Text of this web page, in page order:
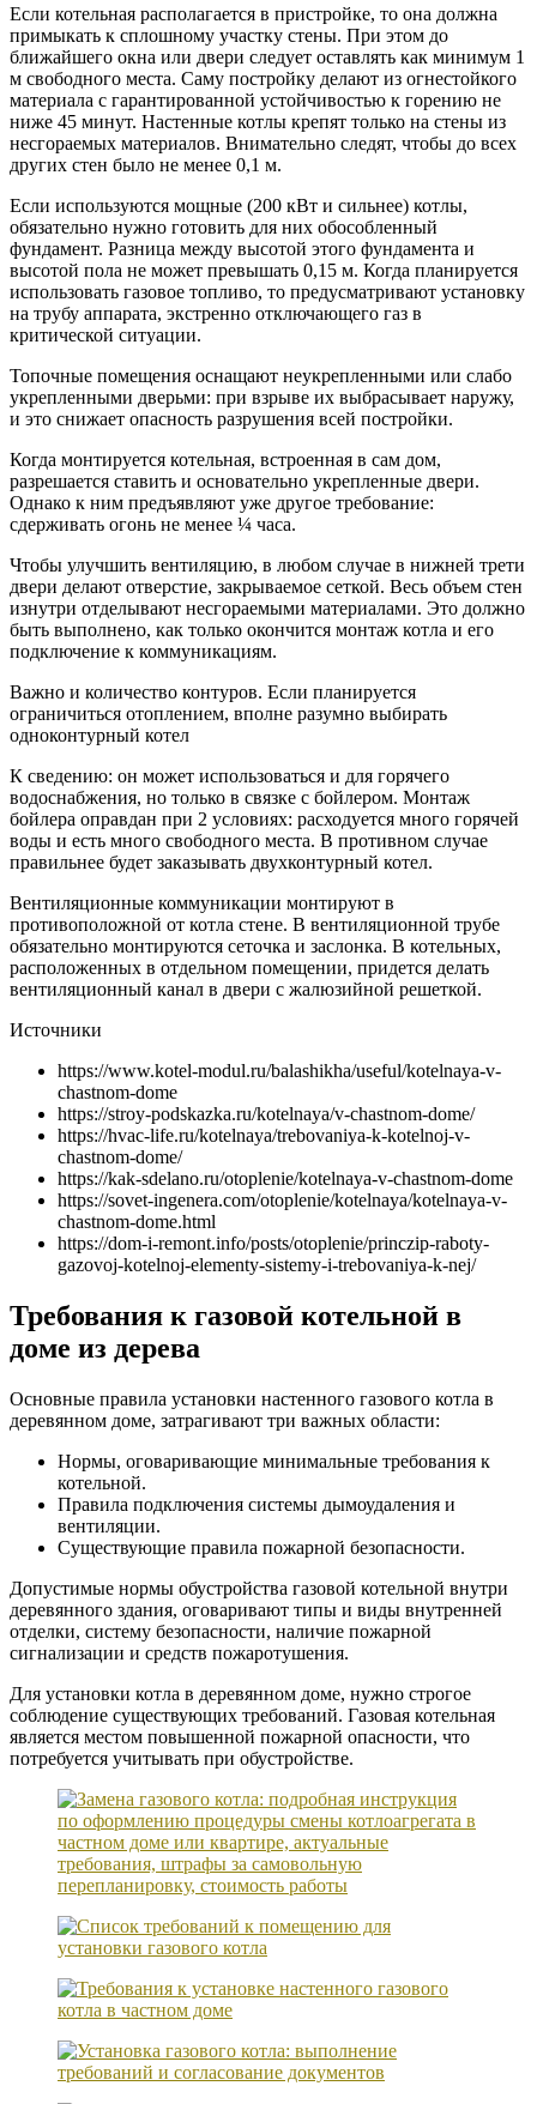
Если котельная располагается в пристройке, то она должна
примыкать к сплошному участку стены. При этом до
ближайшего окна или двери следует оставлять как минимум 1
м свободного места. Саму постройку делают из огнестойкого
материала с гарантированной устойчивостью к горению не
ниже 45 минут. Настенные котлы крепят только на стены из
несгораемых материалов. Внимательно следят, чтобы до всех
других стен было не менее 0,1 м.
Если используются мощные (200 кВт и сильнее) котлы,
обязательно нужно готовить для них обособленный
фундамент. Разница между высотой этого фундамента и
высотой пола не может превышать 0,15 м. Когда планируется
использовать газовое топливо, то предусматривают установку
на трубу аппарата, экстренно отключающего газ в
критической ситуации.
Топочные помещения оснащают неукрепленными или слабо
укрепленными дверьми: при взрыве их выбрасывает наружу,
и это снижает опасность разрушения всей постройки.
Когда монтируется котельная, встроенная в сам дом,
разрешается ставить и основательно укрепленные двери.
Однако к ним предъявляют уже другое требование:
сдерживать огонь не менее ¼ часа.
Чтобы улучшить вентиляцию, в любом случае в нижней трети
двери делают отверстие, закрываемое сеткой. Весь объем стен
изнутри отделывают несгораемыми материалами. Это должно
быть выполнено, как только окончится монтаж котла и его
подключение к коммуникациям.
Важно и количество контуров. Если планируется
ограничиться отоплением, вполне разумно выбирать
одноконтурный котел
К сведению: он может использоваться и для горячего
водоснабжения, но только в связке с бойлером. Монтаж
бойлера оправдан при 2 условиях: расходуется много горячей
воды и есть много свободного места. В противном случае
правильнее будет заказывать двухконтурный котел.
Вентиляционные коммуникации монтируют в
противоположной от котла стене. В вентиляционной трубе
обязательно монтируются сеточка и заслонка. В котельных,
расположенных в отдельном помещении, придется делать
вентиляционный канал в двери с жалюзийной решеткой.
Источники
https://www.kotel-modul.ru/balashikha/useful/kotelnaya-v-
chastnom-dome
https://stroy-podskazka.ru/kotelnaya/v-chastnom-dome/
https://hvac-life.ru/kotelnaya/trebovaniya-k-kotelnoj-v-
chastnom-dome/
https://kak-sdelano.ru/otoplenie/kotelnaya-v-chastnom-dome
https://sovet-ingenera.com/otoplenie/kotelnaya/kotelnaya-v-
chastnom-dome.html
https://dom-i-remont.info/posts/otoplenie/princzip-raboty-
gazovoj-kotelnoj-elementy-sistemy-i-trebovaniya-k-nej/
Требования к газовой котельной в
доме из дерева
Основные правила установки настенного газового котла в
деревянном доме, затрагивают три важных области:
Нормы, оговаривающие минимальные требования к
котельной.
Правила подключения системы дымоудаления и
вентиляции.
Существующие правила пожарной безопасности.
Допустимые нормы обустройства газовой котельной внутри
деревянного здания, оговаривают типы и виды внутренней
отделки, систему безопасности, наличие пожарной
сигнализации и средств пожаротушения.
Для установки котла в деревянном доме, нужно строгое
соблюдение существующих требований. Газовая котельная
является местом повышенной пожарной опасности, что
потребуется учитывать при обустройстве.